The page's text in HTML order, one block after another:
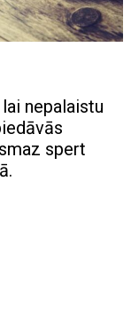
nepalaistu
spert